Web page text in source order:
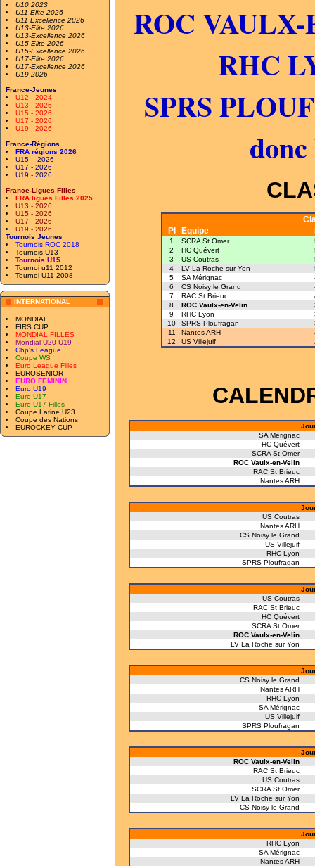
U10 2023
U11-Elite 2026
U11 Excellence 2026
U13-Elite 2026
U13-Excellence 2026
U15-Elite 2026
U15-Excellence 2026
U17-Elite 2026
U17-Excellence 2026
U19 2026
France-Jeunes
U12 - 2024
U13 - 2026
U15 - 2026
U17 - 2026
U19 - 2026
France-Régions
FRA régions 2026
U15 – 2026
U17 - 2026
U19 - 2026
France-Ligues Filles
FRA ligues Filles 2025
U13 - 2026
U15 - 2026
U17 - 2026
U19 - 2026
Tournois Jeunes
Tournois ROC 2018
Tournois U13
Tournois U15
Tournoi u11 2012
Tournoi U11 2008
INTERNATIONAL
MONDIAL
FIRS CUP
MONDIAL FILLES
Mondial U20-U19
Chp's League
Coupe WS
Euro League Filles
EUROSENIOR
EURO FEMININ
Euro U19
Euro U17
Euro U17 Filles
Coupe Latine U23
Coupe des Nations
EUROCKEY CUP
ROC
RHC
SPRS
Pl
Equipe
1 SCRA St Omer
2
HC Quévert
3
US Coutras
4
LV La Roche sur Yon
5
SA Mérignac
6
CS Noisy le Grand
7
RAC St Brieuc
8
ROC Vaulx-en-Velin
9
RHC Lyon
10
SPRS Ploufragan
11
Nantes ARH
12
US Villejuif
SA Mérignac
HC Quévert
SCRA St Omer
ROC Vaulx-en-Velin
RAC St Brieuc
Nantes ARH
US Coutras
Nantes ARH
CS Noisy le Grand
US Villejuif
RHC Lyon
SPRS Ploufragan
US Coutras
RAC St Brieuc
HC Quévert
SCRA St Omer
ROC Vaulx-en-Velin
LV La Roche sur Yon
CS Noisy le Grand
Nantes ARH
RHC Lyon
SA Mérignac
US Villejuif
SPRS Ploufragan
ROC Vaulx-en-Velin
RAC St Brieuc
US Coutras
SCRA St Omer
LV La Roche sur Yon
CS Noisy le Grand
RHC Lyon
SA Mérignac
Nantes ARH